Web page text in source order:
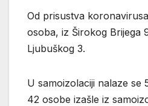
Od prisustva
osoba, iz Širokog Brijega
Ljubuškog 3.
U samoizolaciji nalaze se
42 osobe izašle iz